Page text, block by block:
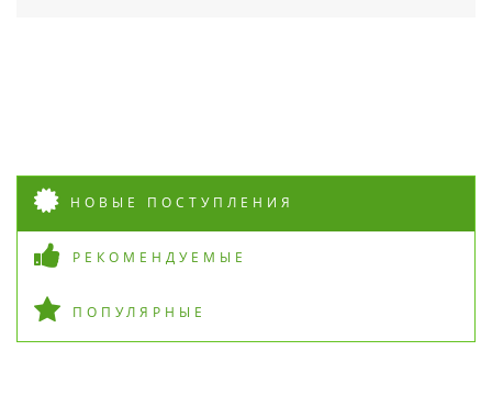
НОВЫЕ ПОСТУПЛЕНИЯ
РЕКОМЕНДУЕМЫЕ
ПОПУЛЯРНЫЕ